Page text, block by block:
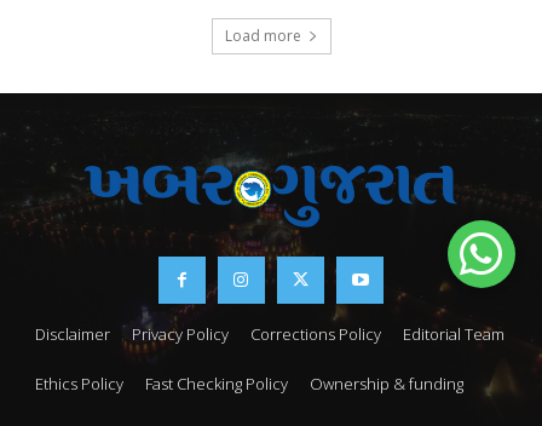
Load more
Disclaimer Privacy Policy Corrections Policy Editorial Team
Ethics Policy Fast Checking Policy Ownership & funding